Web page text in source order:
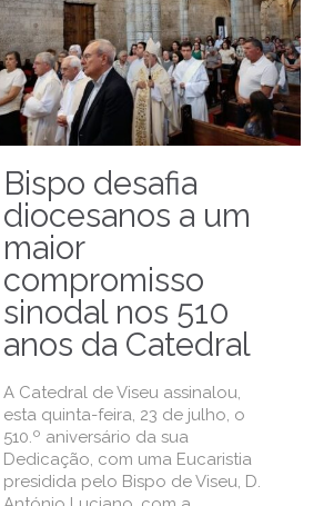
Bispo desafia
diocesanos a um
maior
compromisso
sinodal nos 510
anos da Catedral
A Catedral de Viseu assinalou,
esta quinta-feira, 23 de julho, o
510.º aniversário da sua
Dedicação, com uma Eucaristia
presidida pelo Bispo de Viseu, D.